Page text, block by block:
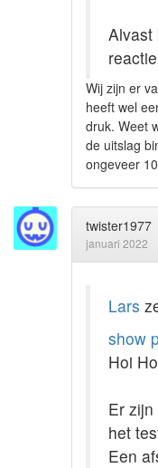
Alvast
Wij zijn er
heeft wel
druk. Weet
de uitslag
ongeveer
twister1977
januari 2022
Lars
show
Hoi
Er
het
Een